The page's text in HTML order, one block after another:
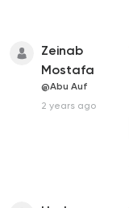
Zeinab
Mostafa
@Abu Auf
2 years ago